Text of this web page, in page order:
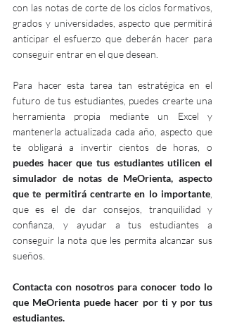
con las notas de corte de los ciclos formativos,
grados y universidades, aspecto que permitirá
anticipar el esfuerzo que deberán hacer para
conseguir entrar en el que desean.
Para hacer esta tarea tan estratégica en el
futuro de tus estudiantes, puedes crearte una
herramienta propia mediante un Excel y
mantenerla actualizada cada año, aspecto que
puedes hacer que tus estudiantes utilicen el
simulador de notas de MeOrienta, aspecto
que te permitirá centrarte en lo importante
que es el de dar consejos, tranquilidad y
confianza, y ayudar a tus estudiantes a
conseguir la nota que les permita alcanzar sus
sueños.
Contacta con nosotros para conocer todo lo
que MeOrienta puede hacer por ti y por tus
estudiantes.